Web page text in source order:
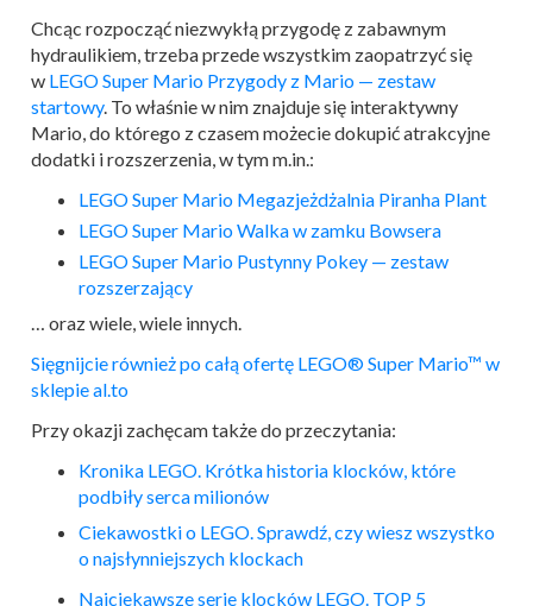
Chcąc rozpocząć niezwykłą przygodę z zabawnym
hydraulikiem, trzeba przede wszystkim zaopatrzyć się
w LEGO Super Mario Przygody z Mario — zestaw
startowy. To właśnie w nim znajduje się interaktywny
Mario, do którego z czasem możecie dokupić atrakcyjne
dodatki i rozszerzenia, w tym m.in.:
LEGO Super Mario Megazjeżdżalnia Piranha Plant
LEGO Super Mario Walka w zamku Bowsera
LEGO Super Mario Pustynny Pokey — zestaw
rozszerzający
… oraz wiele, wiele innych.
Sięgnijcie również po całą ofertę LEGO® Super Mario™ w
sklepie al.to
Przy okazji zachęcam także do przeczytania:
Kronika LEGO. Krótka historia klocków, które
podbiły serca milionów
Ciekawostki o LEGO. Sprawdź, czy wiesz wszystko
o najsłynniejszych klockach
Najciekawsze serie klocków LEGO. TOP 5